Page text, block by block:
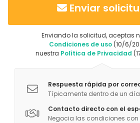
Enviar
Enviando la solicitud, aceptas
Condiciones de uso (10/6/
nuestra Política de Privacidad
Respuesta rápida por
Típicamente dentro de un
Contacto directo con el
Negocia las condiciones con